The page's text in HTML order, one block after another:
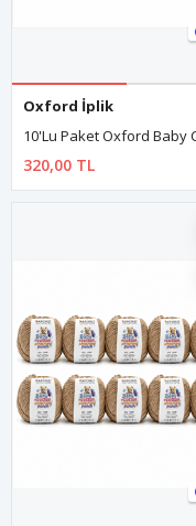
Oxford İplik
320,00 TL